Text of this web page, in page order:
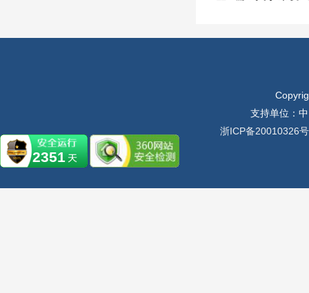
支持单位：
浙ICP备20010326
2351